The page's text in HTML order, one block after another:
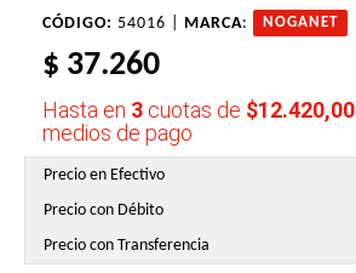
CÓDIGO: 54016 | MARCA: NOGANET
$ 37.260
Hasta en 3 cuotas de $12.420,00
medios de pago
Precio en Efectivo
Precio con Débito
Precio con Transferencia